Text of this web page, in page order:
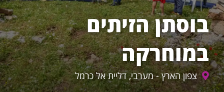
בוסתן הזיתים
במוחרקה
צפון הארץ - מערבי, דליית אל כרמל